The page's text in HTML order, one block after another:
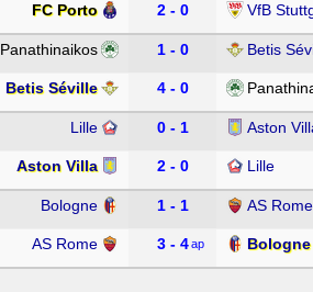
FC Porto 2 - 0 VfB
Panathinaikos 1 - 0 Betis
Betis Séville 4 - 0
Lille 0 - 1 Aston
Aston Villa 2 - 0 Lille
Bologne 1 - 1 AS Rome
AS Rome 3 - 4 ap Bologne